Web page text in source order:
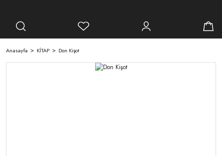
Anasayfa KİTAP Don Kişot